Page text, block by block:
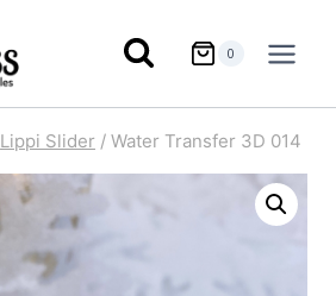
0
Lippi Slider / Water Transfer 3D 014